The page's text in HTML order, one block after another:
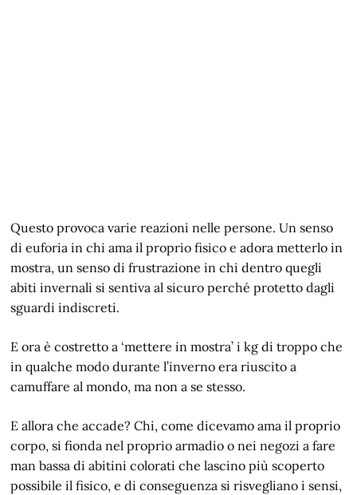
Questo provoca varie reazioni nelle persone. Un senso
di euforia in chi ama il proprio fisico e adora metterlo in
mostra, un senso di frustrazione in chi dentro quegli
abiti invernali si sentiva al sicuro perché protetto dagli
sguardi indiscreti.
E ora è costretto a ‘mettere in mostra’ i kg di troppo che
in qualche modo durante l’inverno era riuscito a
camuffare al mondo, ma non a se stesso.
E allora che accade? Chi, come dicevamo ama il proprio
corpo, si fionda nel proprio armadio o nei negozi a fare
man bassa di abitini colorati che lascino più scoperto
possibile il fisico, e di conseguenza si risvegliano i sensi,